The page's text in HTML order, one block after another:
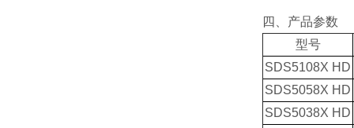
四、产品参数
型号
SDS5108X HD
SDS5058X HD
SDS5038X HD